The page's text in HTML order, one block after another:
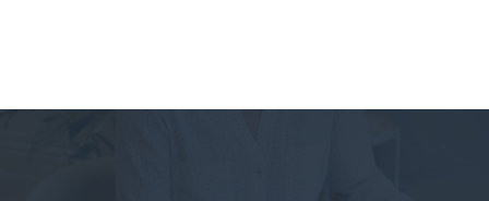
inhoud